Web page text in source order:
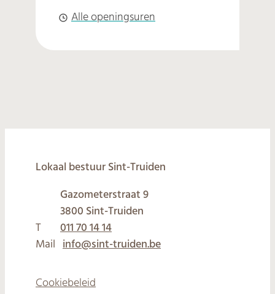
Alle openingsuren
© 2026
Lokaal bestuur Sint-Truiden
Gazometerstraat 9
,
3800 Sint-Truiden
T
011 70 14 14
Mail
info@sint-truiden.be
Cookiebeleid